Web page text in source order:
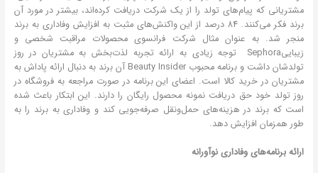
مشتریانی که پیام‌های تولد را از یک شرکت دریافت کرده‌اند، بیشتر در مورد آن
برند فکر می‌کنند. 84 درصد از این واکنش‌های مثبت به افزایش وفاداری به برند
منجر شد. به عنوان مثال شرکت فرانسوی محصولات مراقبت شخصی و
زیباییSephora توجه زیادی به ارائه تجربه لذت‌بخش به مشتریان در روز
تولدشان داشت و برنامه محبوب Beauty Insider آن برند به دنبال ارائه پاداش به
مشتریان در خرید کالا است. اعضای این برنامه در صورت مراجعه به فروشگاه در
روز تولد خود حق دریافت نمونه محصول رایگان را دارند. این ابتکار باعث شده
است که برند در هزینه‌های حمل‌ونقل صرفه‌جویی کند و وفاداری به برند را به
طور همزمان افزایش دهد.
ارائه برنامه‌های وفاداری نوآورانه